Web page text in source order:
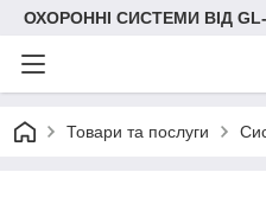
ОХОРОННІ СИСТЕМИ ВІД GL-
Товари та послуги